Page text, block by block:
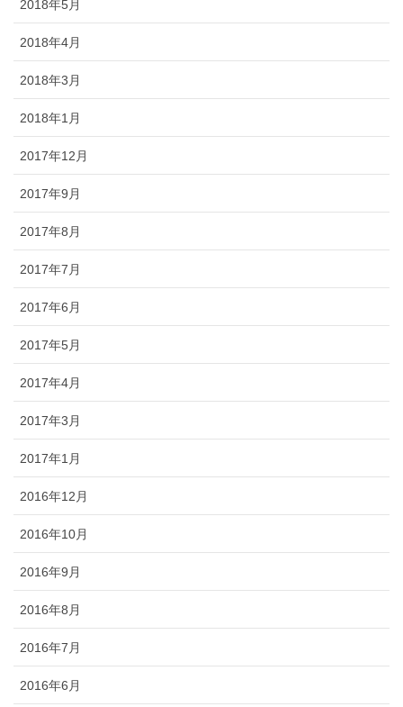
2018年5月
2018年4月
2018年3月
2018年1月
2017年12月
2017年9月
2017年8月
2017年7月
2017年6月
2017年5月
2017年4月
2017年3月
2017年1月
2016年12月
2016年10月
2016年9月
2016年8月
2016年7月
2016年6月